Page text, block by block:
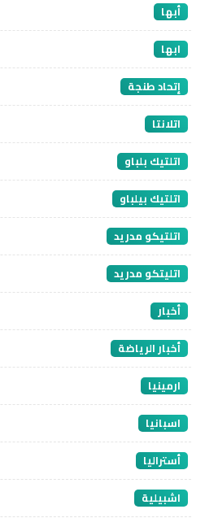
أبها
ابها
إتحاد طنجة
اتلانتا
اتلتيك بلباو
اتلتيك بيلباو
اتلتيكو مدريد
اتليتكو مدريد
أخبار
أخبار الرياضة
ارمينيا
اسبانيا
أستراليا
اشبيلية